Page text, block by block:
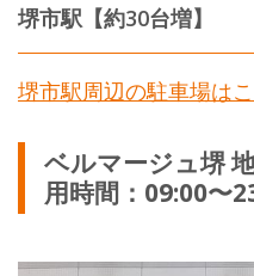
堺市駅【約30台増】
堺市駅周辺の駐車場は
ベルマージュ堺
用時間：09:00〜